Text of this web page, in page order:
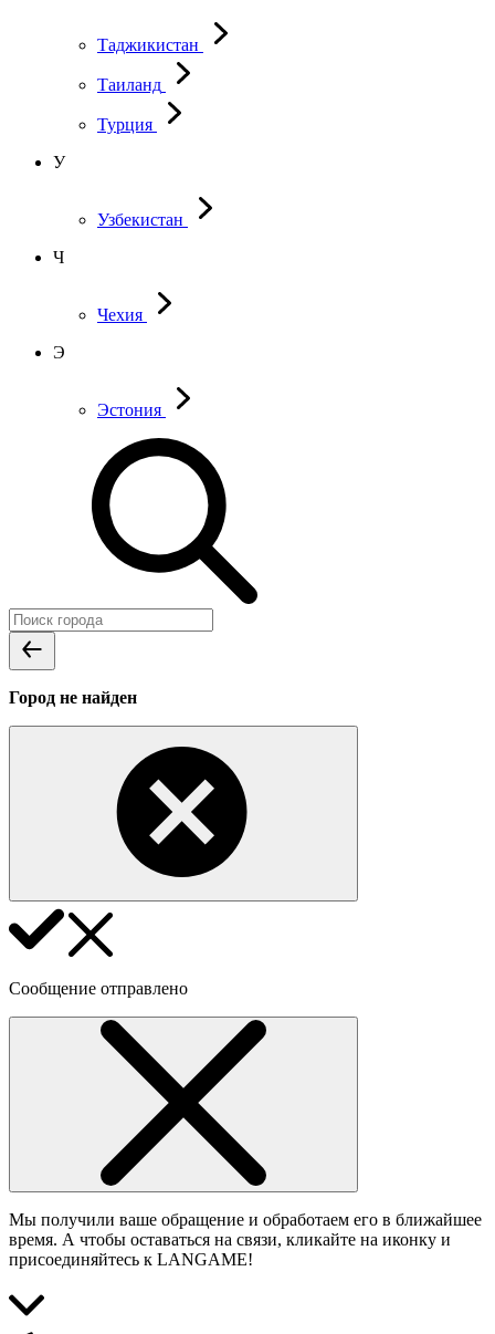
Таджикистан
Таиланд
Турция
У
Узбекистан
Ч
Чехия
Э
Эстония
Город не найден
Сообщение отправлено
Мы получили ваше обращение и обработаем его в ближайшее
время. А чтобы оставаться на связи, кликайте на иконку и
присоединяйтесь к LANGAME!